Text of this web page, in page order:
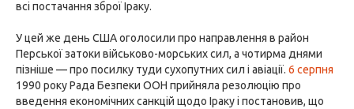
всі постачання зброї Іраку.
У цей же день США оголосили про направлення в район
Перської затоки військово-морських сил, а чотирма днями
пізніше — про посилку туди сухопутних сил і авіації. 6 серпня
1990 року Рада Безпеки ООН прийняла резолюцію про
введення економічних санкцій щодо Іраку і постановив, що